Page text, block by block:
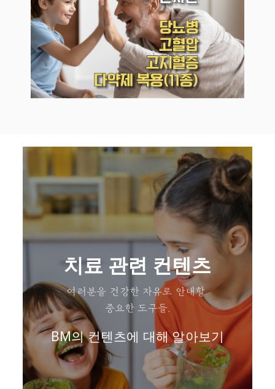
치료 관련 컨텐츠
여러분을 건강한 자유로 안내할
중요한 도구들.
BM의 컨텐츠에 대해 알아보기